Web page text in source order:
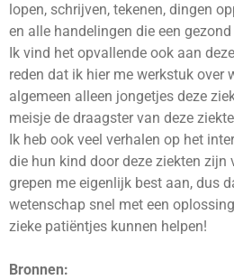
lopen, schrijven, tekenen, dingen
en alle handelingen die een
Ik vind het opvallende ook aan
reden dat ik hier me werkstuk over
algemeen alleen jongetjes deze
meisje de draagster van deze
Ik heb ook veel verhalen op het
die hun kind door deze ziekten zijn
grepen me eigenlijk best aan, dus
wetenschap snel met een
zieke patiëntjes kunnen helpen!
Bronnen: